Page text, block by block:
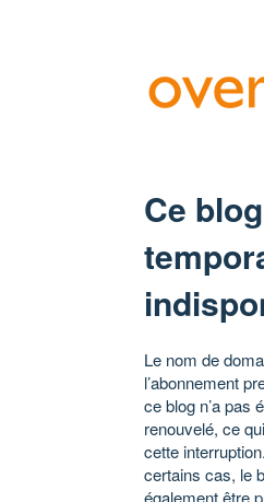
Ce
Le nom de
l’abonnement
ce blog n’a pas
renouvelé, ce
cette
certains cas, le
également être